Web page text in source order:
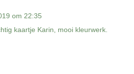
om 22:35
kaartje Karin, mooi kleurwerk.